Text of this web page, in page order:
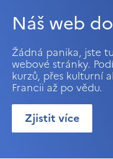
Náš web
Žádná panika, jste
webové stránky.
kurzů, přes kulturní
Francii až po vědu.
Zjistit více